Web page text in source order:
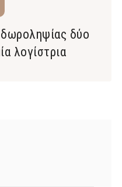
δύο
λογίστρια